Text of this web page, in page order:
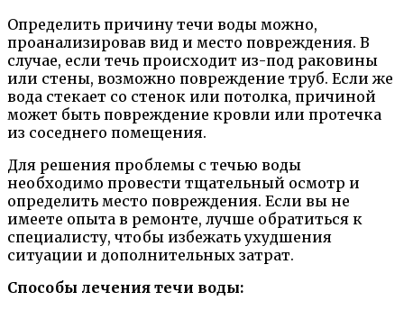
Определить причину течи воды можно,
проанализировав вид и место повреждения. В
случае, если течь происходит из-под раковины
или стены, возможно повреждение труб. Если же
вода стекает со стенок или потолка, причиной
может быть повреждение кровли или протечка
из соседнего помещения.
Для решения проблемы с течью воды
необходимо провести тщательный осмотр и
определить место повреждения. Если вы не
имеете опыта в ремонте, лучше обратиться к
специалисту, чтобы избежать ухудшения
ситуации и дополнительных затрат.
Способы лечения течи воды: